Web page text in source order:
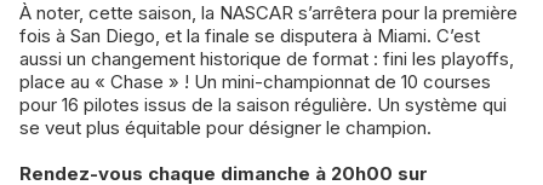
À noter, cette saison, la NASCAR s’arrêtera pour la première
fois à San Diego, et la finale se disputera à Miami. C’est
aussi un changement historique de format : fini les playoffs,
place au « Chase » ! Un mini-championnat de 10 courses
pour 16 pilotes issus de la saison régulière. Un système qui
se veut plus équitable pour désigner le champion.
Rendez-vous chaque dimanche à 20h00 sur